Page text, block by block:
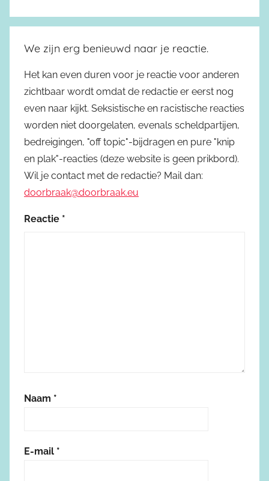
We zijn erg benieuwd naar je reactie.
Het kan even duren voor je reactie voor anderen
zichtbaar wordt omdat de redactie er eerst nog
even naar kijkt. Seksistische en racistische reacties
worden niet doorgelaten, evenals scheldpartijen,
bedreigingen, "off topic"-bijdragen en pure "knip
en plak"-reacties (deze website is geen prikbord).
Wil je contact met de redactie? Mail dan:
doorbraak@doorbraak.eu
Reactie *
Naam *
E-mail *